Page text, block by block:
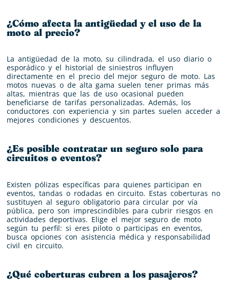
¿Cómo afecta la antigüedad y el uso de la
moto al precio?
La antigüedad de la moto, su cilindrada, el uso diario o
esporádico y el historial de siniestros influyen
directamente en el precio del mejor seguro de moto. Las
motos nuevas o de alta gama suelen tener primas más
altas, mientras que las de uso ocasional pueden
beneficiarse de tarifas personalizadas. Además, los
conductores con experiencia y sin partes suelen acceder a
mejores condiciones y descuentos.
¿Es posible contratar un seguro solo para
circuitos o eventos?
Existen pólizas específicas para quienes participan en
eventos, tandas o rodadas en circuito. Estas coberturas no
sustituyen al seguro obligatorio para circular por vía
pública, pero son imprescindibles para cubrir riesgos en
actividades deportivas. Elige el mejor seguro de moto
según tu perfil: si eres piloto o participas en eventos,
busca opciones con asistencia médica y responsabilidad
civil en circuito.
¿Qué coberturas cubren a los pasajeros?